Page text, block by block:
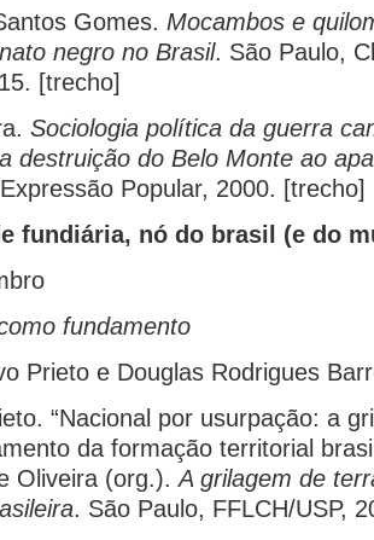
Gomes. Mocambos e
negro no Brasil. São Paulo,
[trecho]
Sociologia política da guerra
destruição do Belo Monte ao
Popular, 2000. [trecho]
fundiária, nó do brasil (e do
fundamento
Prieto e Douglas Rodrigues
“Nacional por usurpação: a
da formação territorial
Oliveira (org.).A grilagem de
. São Paulo, FFLCH/USP,